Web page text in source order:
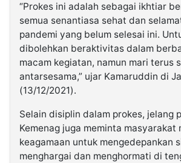
“Prokes ini adalah sebagai ikhtiar
semua senantiasa sehat dan
pandemi yang belum selesai ini.
dibolehkan beraktivitas dalam
macam kegiatan, namun mari terus
antarsesama,” ujar Kamaruddin di
(13/12/2021).
Selain disiplin dalam prokes, jelang
Kemenag juga meminta masyarakat
keagamaan untuk mengedepankan
menghargai dan menghormati di